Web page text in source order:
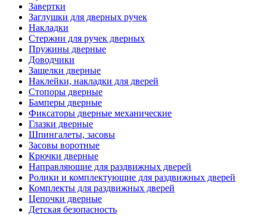
Завертки
Заглушки для дверных ручек
Накладки
Стержни для ручек дверных
Пружины дверные
Доводчики
Защелки дверные
Наклейки, накладки для дверей
Стопоры дверные
Бамперы дверные
Фиксаторы дверные механические
Глазки дверные
Шпингалеты, засовы
Засовы воротные
Крючки дверные
Направляющие для раздвижных дверей
Ролики и комплектующие для раздвижных дверей
Комплекты для раздвижных дверей
Цепочки дверные
Детская безопасность